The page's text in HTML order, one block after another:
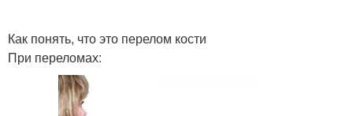
Как понять, что это перелом кости
При переломах: